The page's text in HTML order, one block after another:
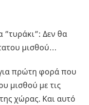
”τυράκι”: Δεν θα
μισθού…
πρώτη φορά που
μισθού με τις
χώρας. Και αυτό